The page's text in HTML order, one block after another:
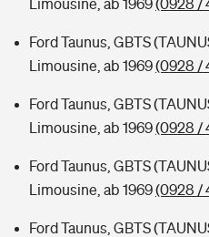
Limousine, ab 1969(0928 /
Ford Taunus, GBTS
Limousine, ab 1969(0928 /
Ford Taunus, GBTS
Limousine, ab 1969(0928 /
Ford Taunus, GBTS
Limousine, ab 1969(0928 /
Ford Taunus, GBTS